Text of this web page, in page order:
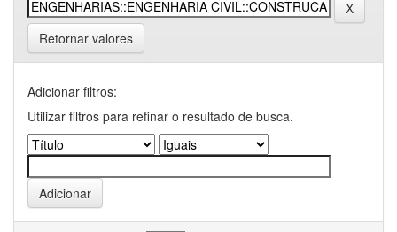
Retornar valores
Adicionar filtros:
Utilizar filtros para refinar o resultado de busca.